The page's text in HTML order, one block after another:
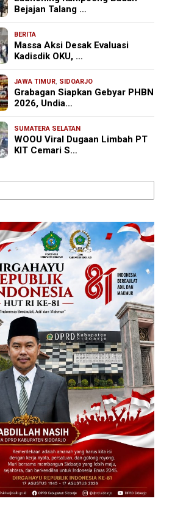
Bejajan Talang …
BERITA
Massa Aksi Desak Evaluasi
Kadisdik OKU, …
JAWA TIMUR, SIDOARJO
Grabagan Siapkan Gebyar PHBN
2026, Undia…
SUMATERA SELATAN
WOOU Viral Dugaan Limbah PT
KIT Cemari S…